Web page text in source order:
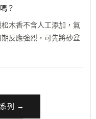
？
木香不含人工添加，氣
反應強烈，可先將砂盆
列 →